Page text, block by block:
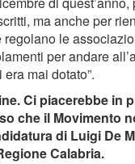
ma anche per
regolano le
per andare
mai dotato”.
Ci piacerebbe in
che il Movimento
di Luigi De
Calabria.